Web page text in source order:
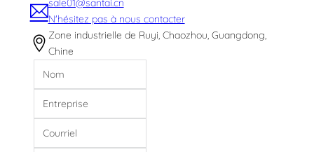
sale01@santai.cn
N'hésitez pas à nous contacter
Zone industrielle de Ruyi, Chaozhou, Guangdong,
Chine